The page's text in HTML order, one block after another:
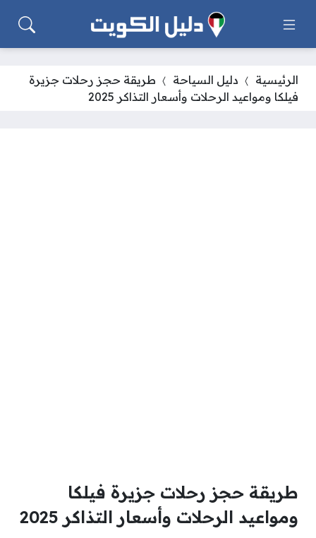
الرئيسية دليل السياحة
طريقة حجز رحلات جزيرة
فيلكا ومواعيد الرحلات وأسعار التذاكر 2025
طريقة حجز رحلات جزيرة فيلكا
ومواعيد الرحلات وأسعار التذاكر 2025